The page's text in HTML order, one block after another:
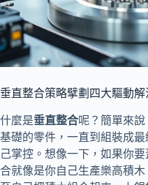
垂直整合策略擘劃四大驅動解
什麼是垂直整合呢？簡單來
基礎的零件，一直到組裝成
己掌控。想像一下，如果你
合就像是你自己生產樂高積